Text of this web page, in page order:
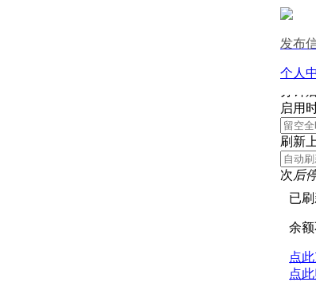
发布
个人
刷
分钟
启用
刷新
次后
已
余
点
点